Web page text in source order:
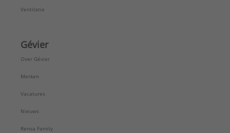
Ventilatie
Gévier
Over Gévier
Merken
Vacatures
Nieuws
Rensa Family